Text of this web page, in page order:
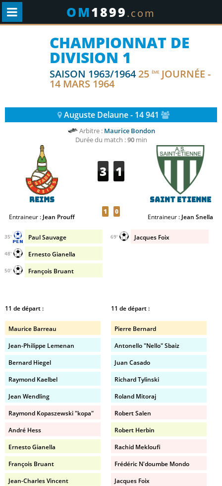
OM1899.com
CHAMPIONNAT DE
DIVISION 1
SAISON 1963/1964 25 ÈME JOURNÉE -
14 MARS 1964
Auguste Delaune - 14 941
Arbitre : Maurice Bondon
Durée du match :90min
Reims
Entraineur : Jean Prouff
3 1
1 0
Saint Etienne
Entraineur : Jean Snella
Paul Sauvage
35'
Ernesto Gianella
48'
François Bruant
50'
Jacques Foix
69'
11 de départ :
Maurice Barreau
Jean-Philippe Lemenan
Bernard Hiegel
Raymond Kaelbel
Jean Wendling
Raymond Kopaszewski "kopa"
André Hess
Ernesto Gianella
François Bruant
Jean-Charles Vincent
11 de départ :
Pierre Bernard
Antonello "Nello" Sbaiz
Juan Casado
Richard Tylinski
Roland Mitoraj
Robert Salen
Robert Herbin
Rachid Mekloufi
Frédéric N'doumbe Mondo
Jacques Foix